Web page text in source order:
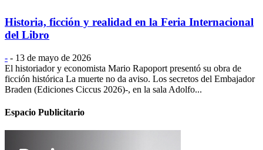
Historia, ficción y realidad en la Feria Internacional
del Libro
- - 13 de mayo de 2026
El historiador y economista Mario Rapoport presentó su obra de
ficción histórica La muerte no da aviso. Los secretos del Embajador
Braden (Ediciones Ciccus 2026)-, en la sala Adolfo...
Espacio Publicitario